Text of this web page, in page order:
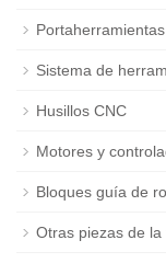
Sistema de
Husillos CNC
Motores y
Bloques guía de
Otras piezas de